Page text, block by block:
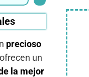
precioso
un
la mejor